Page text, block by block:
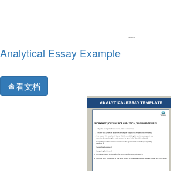
Analytical Essay Example
查看文档